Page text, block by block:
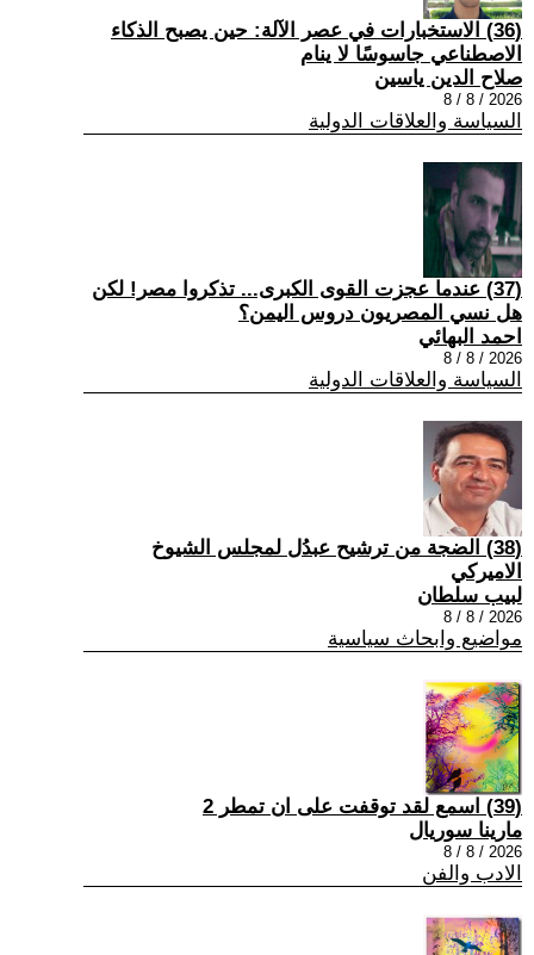
(36) الاستخبارات في عصر الآلة: حين يصبح الذكاء
الاصطناعي جاسوسًا لا ينام
صلاح الدين ياسين
2026 / 8 / 8
السياسة والعلاقات الدولية
(37) عندما عجزت القوى الكبرى... تذكروا مصر! لكن
هل نسي المصريون دروس اليمن؟
احمد البهائي
2026 / 8 / 8
السياسة والعلاقات الدولية
(38) الضجة من ترشيح عبدُل لمجلس الشيوخ
الاميركي
لبيب سلطان
2026 / 8 / 8
مواضيع وابحاث سياسية
(39) اسمع لقد توقفت على ان تمطر 2
مارينا سوريال
2026 / 8 / 8
الادب والفن